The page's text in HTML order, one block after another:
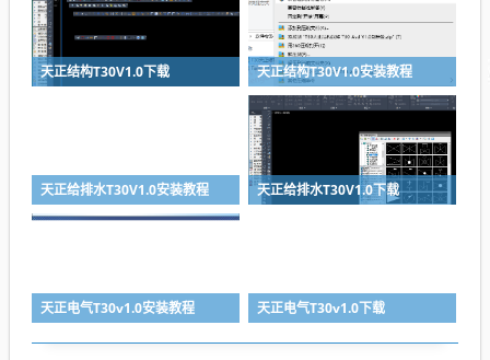
天正结构T30V1.0下载 天正结构T30V1.0安装教程
天正给排水T30V1.0安装教程 天正给排水T30V1.0下载
天正电气T30v1.0安装教程 天正电气T30v1.0下载